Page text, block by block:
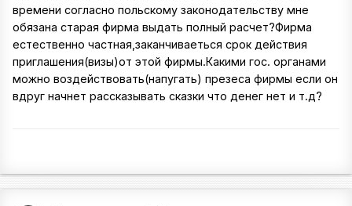
времени согласно польскому законодательству мне
обязана старая фирма выдать полный расчет?Фирма
естественно частная,заканчиваеться срок действия
приглашения(визы)от этой фирмы.Какими гос. органами
можно воздействовать(напугать) презеса фирмы если он
вдруг начнет рассказывать сказки что денег нет и т.д?